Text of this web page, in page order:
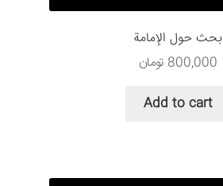
بحث حول الإمامة
800,000 تومان
Add to cart